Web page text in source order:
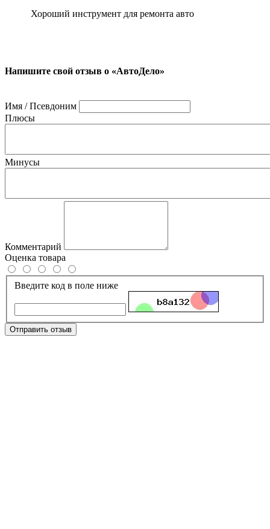
Хороший инструмент для ремонта авто
Напишите свой отзыв о «АвтоДело»
Имя / Псевдоним
Плюсы
Минусы
Комментарий
Оценка товара
Введите код в поле ниже
Отправить отзыв